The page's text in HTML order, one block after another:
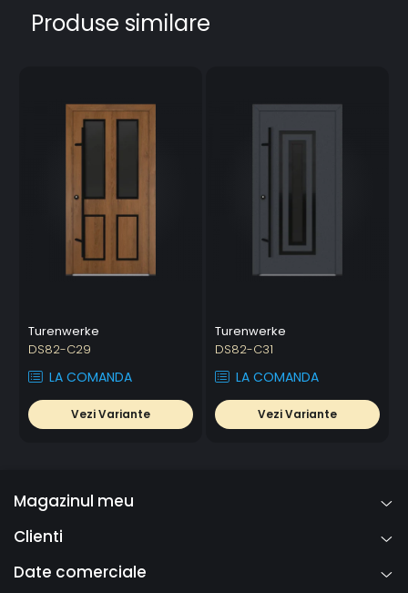
Produse similare
Turenwerke
DS82-C29
LA COMANDA
Vezi Variante
Turenwerke
DS82-C31
LA COMANDA
Vezi Variante
Magazinul meu
Clienti
Date comerciale